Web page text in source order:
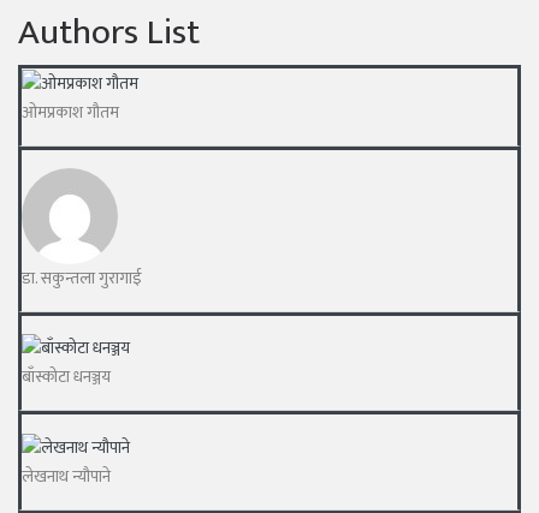
Authors List
ओमप्रकाश गौतम
डा. सकुन्तला गुरागाई
बाँस्कोटा धनञ्जय
लेखनाथ न्यौपाने